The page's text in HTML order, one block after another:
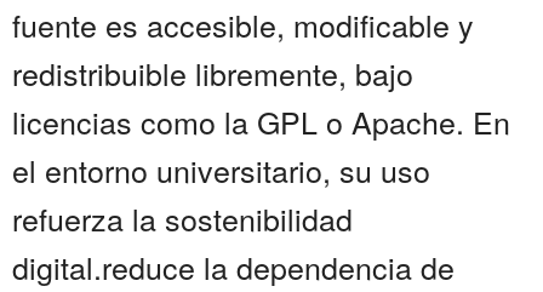
fuente es accesible, modificable y
redistribuible libremente, bajo
licencias como la GPL o Apache. En
el entorno universitario, su uso
refuerza la sostenibilidad
digital.reduce la dependencia de